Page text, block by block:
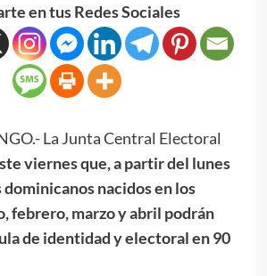
en tus Redes Sociales
La Junta Central Electoral
viernes que, a partir del lunes
dominicanos nacidos en los
febrero, marzo y abril podrán
de identidad y electoral en 90